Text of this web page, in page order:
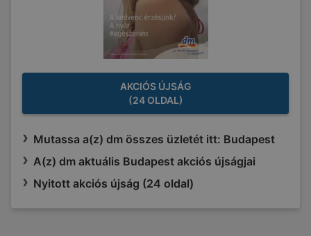
AKCIÓS ÚJSÁG
(24 OLDAL)
Mutassa a(z) dm összes üzletét itt: Budapest
A(z) dm aktuális Budapest akciós újságjai
Nyitott akciós újság (24 oldal)